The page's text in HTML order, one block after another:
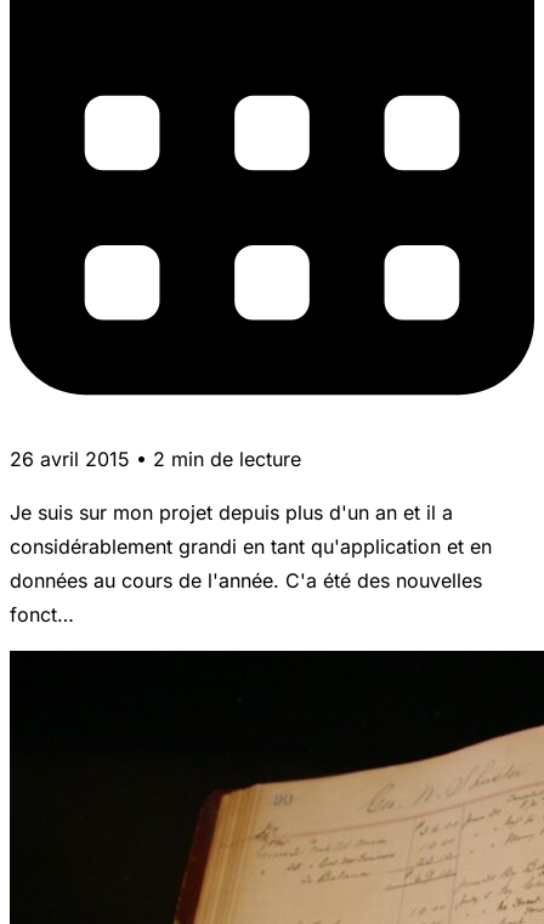
26 avril 2015 • 2 min de lecture
Je suis sur mon projet depuis plus d'un an et il a
considérablement grandi en tant qu'application et en
données au cours de l'année. C'a été des nouvelles
fonct…